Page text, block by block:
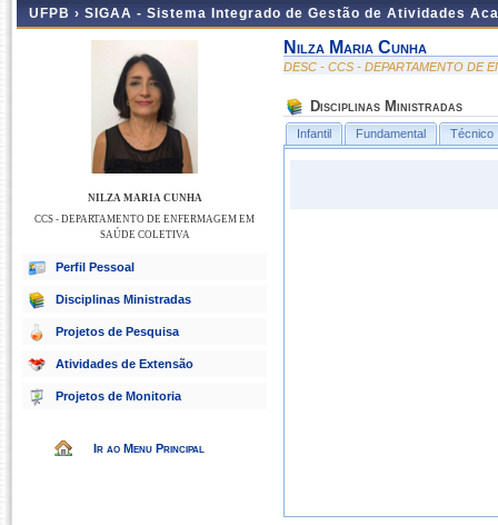
UFPB › SIGAA - Sistema Integrado de Gestão de Atividades
NILZA MARIA CUNHA
CCS - DEPARTAMENTO DE ENFERMAGEM EM
SAÚDE COLETIVA
Perfil Pessoal
Disciplinas Ministradas
Projetos de Pesquisa
Atividades de Extensão
Projetos de Monitoria
Ir ao Menu Principal
Nilza Maria Cunha
DESC - CCS - DEPARTAMENTO DE
Disciplinas Ministradas
Infantil Fundamental Técnico